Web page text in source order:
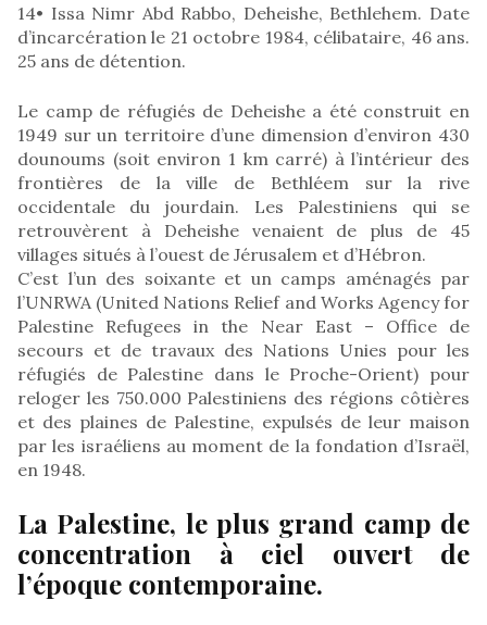
14• Issa Nimr Abd Rabbo, Deheishe, Bethlehem. Date
d’incarcération le 21 octobre 1984, célibataire, 46 ans.
25 ans de détention.
Le camp de réfugiés de Deheishe a été construit en
1949 sur un territoire d’une dimension d’environ 430
dounoums (soit environ 1 km carré) à l’intérieur des
frontières de la ville de Bethléem sur la rive
occidentale du jourdain. Les Palestiniens qui se
retrouvèrent à Deheishe venaient de plus de 45
villages situés à l’ouest de Jérusalem et d’Hébron.
C’est l’un des soixante et un camps aménagés par
l’UNRWA (United Nations Relief and Works Agency for
Palestine Refugees in the Near East – Office de
secours et de travaux des Nations Unies pour les
réfugiés de Palestine dans le Proche-Orient) pour
reloger les 750.000 Palestiniens des régions côtières
et des plaines de Palestine, expulsés de leur maison
par les israéliens au moment de la fondation d’Israël,
en 1948.
La Palestine, le plus grand camp de
concentration à ciel ouvert de
l’époque contemporaine.